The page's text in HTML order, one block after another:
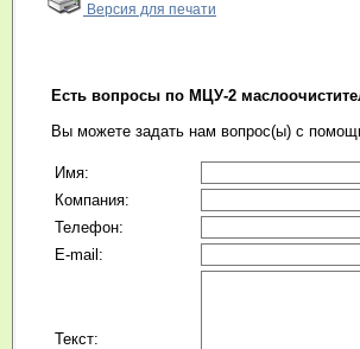
Версия для печати
Есть вопросы по МЦУ-2
Вы можете задать нам вопрос(ы) с
Имя:
Компания:
Телефон:
E-mail:
Текст: